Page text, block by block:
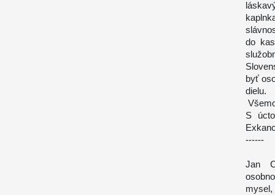
do
byť
dielu.
S
------
Jan